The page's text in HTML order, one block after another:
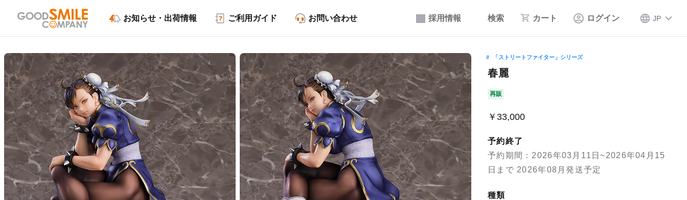
採用情報 検索 カート ログイン JP
お知らせ・出荷情報 ご利用ガイド お問い合わせ
「ストリートファイター」シリーズ
春麗
再販
￥33,000
予約終了
予約期間：2026年03月11日~2026年04月15
日まで 2026年08月発送予定
種類